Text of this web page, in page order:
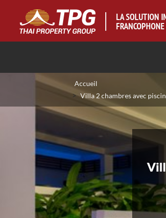
LA SOLUTION
Accueil
> Villa 2 chambres avec